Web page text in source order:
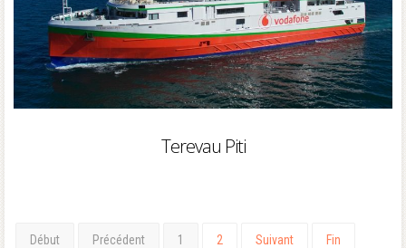
Terevau Piti
Début Précédent 1 2 Suivant Fin